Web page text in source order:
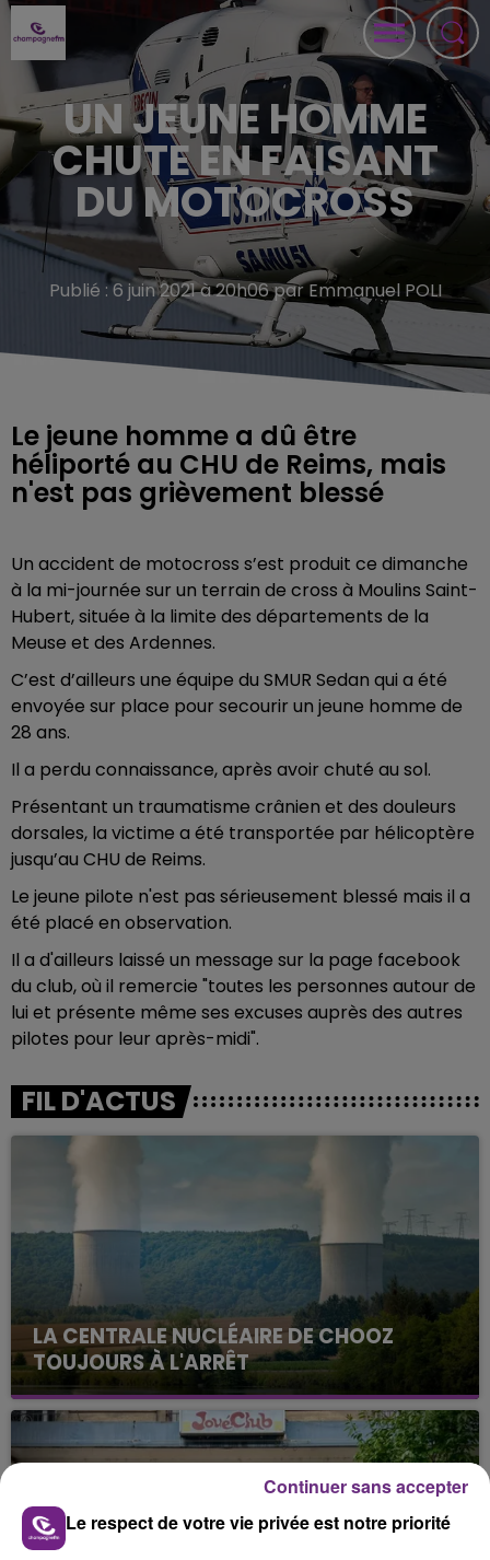
UN JEUNE HOMME
CHUTE EN FAISANT
DU MOTOCROSS
Publié : 6 juin 2021 à 20h06 par Emmanuel POLI
Le jeune homme a dû être
héliporté au CHU de Reims, mais
n'est pas grièvement blessé
Un accident de motocross s’est produit ce dimanche
à la mi-journée sur un terrain de cross à Moulins Saint-
Hubert, située à la limite des départements de la
Meuse et des Ardennes.
C’est d’ailleurs une équipe du SMUR Sedan qui a été
envoyée sur place pour secourir un jeune homme de
28 ans.
Il a perdu connaissance, après avoir chuté au sol.
Présentant un traumatisme crânien et des douleurs
dorsales, la victime a été transportée par hélicoptère
jusqu’au CHU de Reims.
Le jeune pilote n'est pas sérieusement blessé mais il a
été placé en observation.
Il a d'ailleurs laissé un message sur la page facebook
du club, où il remercie "toutes les personnes autour de
lui et présente même ses excuses auprès des autres
pilotes pour leur après-midi".
FIL D'ACTUS
LA CENTRALE NUCLÉAIRE DE CHOOZ
TOUJOURS À L'ARRÊT
Cela fait déjà une semaine que la centrale
nucléaire ardennaise est à l'arrêt. Une situation
justifiée par la sécheresse intense qui est toujours
présente.
Le respect de votre vie privée est notre priorité
Continuer sans accepter